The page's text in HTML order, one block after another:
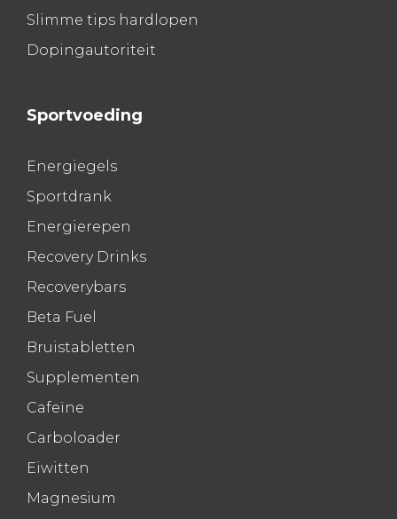
Slimme tips hardlopen
Dopingautoriteit
Sportvoeding
Energiegels
Sportdrank
Energierepen
Recovery Drinks
Recoverybars
Beta Fuel
Bruistabletten
Supplementen
Cafeïne
Carboloader
Eiwitten
Magnesium